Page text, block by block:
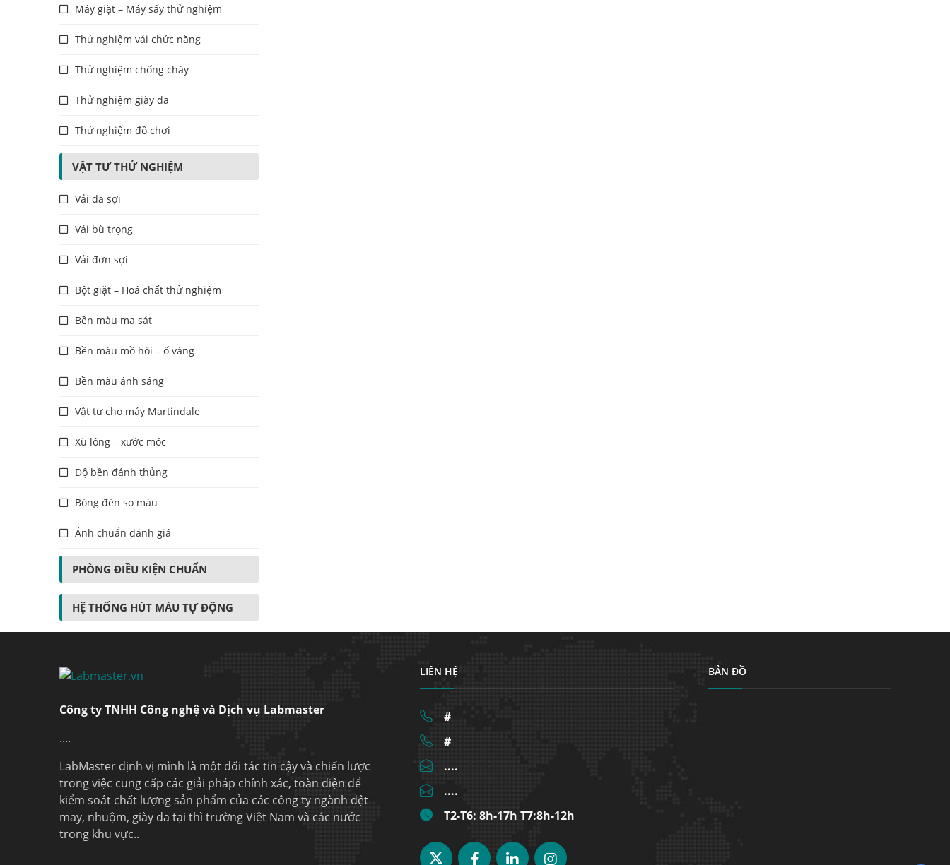
Máy giặt – Máy sấy thử nghiệm
Thử nghiệm vải chức năng
Thử nghiệm chống cháy
Thử nghiệm giày da
Thử nghiệm đồ chơi
VẬT TƯ THỬ NGHIỆM
Vải đa sợi
Vải bù trọng
Vải đơn sợi
Bột giặt – Hoá chất thử nghiệm
Bền màu ma sát
Bền màu mồ hôi – ố vàng
Bền màu ánh sáng
Vật tư cho máy Martindale
Xù lông – xước móc
Độ bền đánh thủng
Bóng đèn so màu
Ảnh chuẩn đánh giá
PHÒNG ĐIỀU KIỆN CHUẨN
HỆ THỐNG HÚT MÀU TỰ ĐỘNG
Công ty TNHH Công nghệ và Dịch vụ Labmaster
....
LabMaster định vị mình là một đối tác tin cậy và chiến lược
trong việc cung cấp các giải pháp chính xác, toàn diện để
kiểm soát chất lượng sản phẩm của các công ty ngành dệt
may, nhuộm, giày da tại thì trường Việt Nam và các nước
trong khu vực..
LIÊN HỆ
#
#
....
....
T2-T6: 8h-17h T7:8h-12h
BẢN ĐỒ